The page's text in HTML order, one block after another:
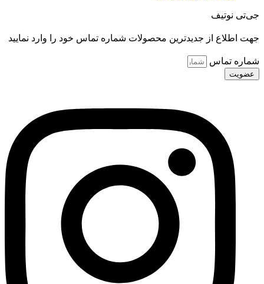
جی‌تی نوتیف
جهت اطلاع از جدیدترین محصولات شماره تماس خود را وارد نمایید
شماره تماس
عضویت